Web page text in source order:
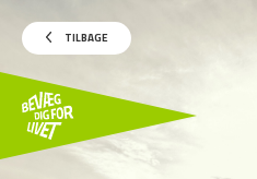
TILBAGE